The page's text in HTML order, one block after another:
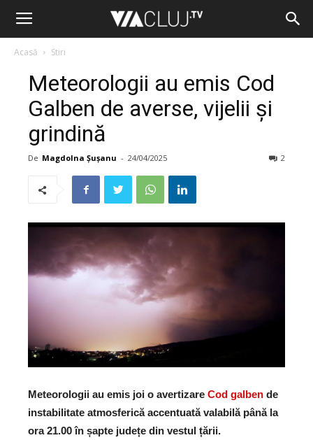
Acasă Stiri
Meteorologii au emis Cod
Galben de averse, vijelii și
grindină
De Magdolna Șușanu - 24/04/2025 2
Meteorologii au emis joi o avertizare Cod galben de
instabilitate atmosferică accentuată valabilă până la
ora 21.00 în șapte județe din vestul țării.